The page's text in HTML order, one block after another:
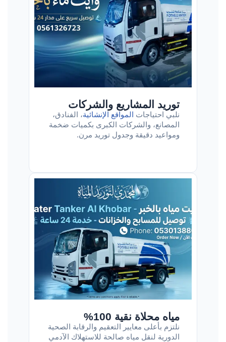
توريد المشاريع والشركات
نلبي احتياجات المواقع الإنشائية، الفنادق،
المصانع، والشركات الكبرى بكميات ضخمة
ومواعيد دقيقة وجدول توريد مرن.
مياه محلاة نقية 100%
نلتزم بأعلى معايير التعقيم والرقابة الصحية
الدورية لنقل مياه صالحة للاستهلاك الآدمي